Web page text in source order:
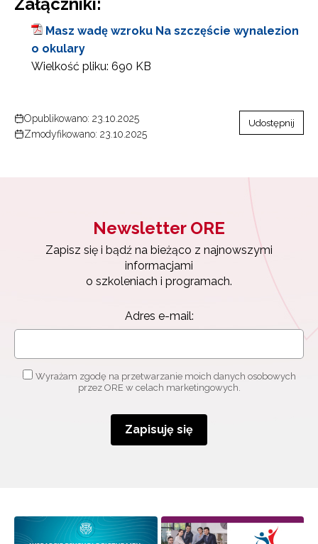
Masz wadę wzroku Na szczęście wynalezion
o okulary
Wielkość pliku: 690 KB
Opublikowano: 23.10.2025
Zmodyfikowano: 23.10.2025
Udostępnij
Newsletter ORE
Zapisz się i bądź na bieżąco z najnowszymi
informacjami
o szkoleniach i programach.
Adres e-mail:
Wyrażam zgodę na przetwarzanie moich danych osobowych
przez ORE w celach marketingowych.
Zapisuję się